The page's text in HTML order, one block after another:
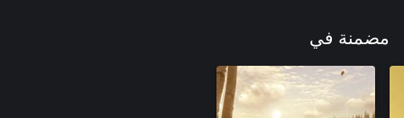
مضمنة في